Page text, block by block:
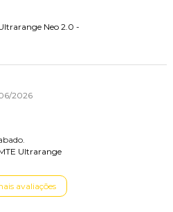
Neo 2.0 -
2026
Ultrarange
avaliações